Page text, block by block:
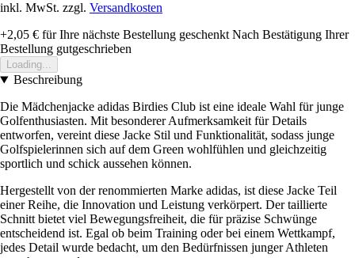
inkl. MwSt. zzgl. Versandkosten
+2,05 € für Ihre nächste Bestellung geschenkt Nach Bestätigung Ihrer
Bestellung gutgeschrieben
Loading...
Beschreibung
Die Mädchenjacke adidas Birdies Club ist eine ideale Wahl für junge
Golfenthusiasten. Mit besonderer Aufmerksamkeit für Details
entworfen, vereint diese Jacke Stil und Funktionalität, sodass junge
Golfspielerinnen sich auf dem Green wohlfühlen und gleichzeitig
sportlich und schick aussehen können.
Hergestellt von der renommierten Marke adidas, ist diese Jacke Teil
einer Reihe, die Innovation und Leistung verkörpert. Der taillierte
Schnitt bietet viel Bewegungsfreiheit, die für präzise Schwünge
entscheidend ist. Egal ob beim Training oder bei einem Wettkampf,
jedes Detail wurde bedacht, um den Bedürfnissen junger Athleten